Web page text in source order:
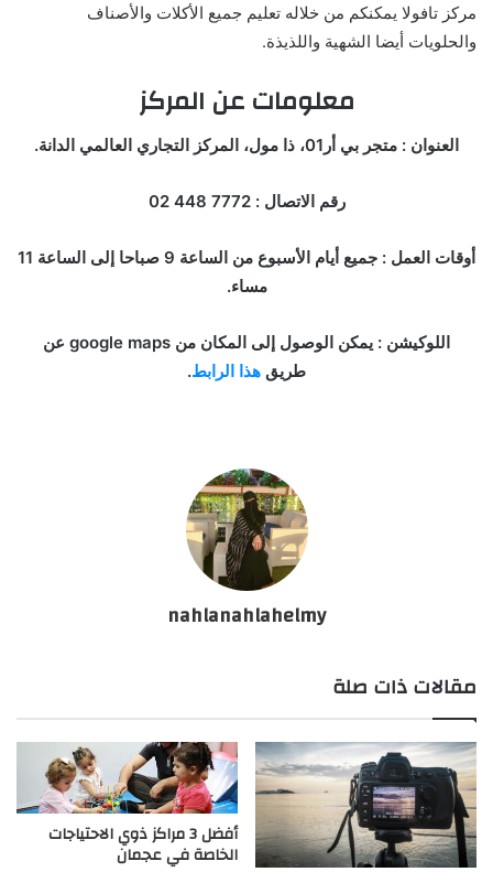
مركز تافولا يمكنكم من خلاله تعليم جميع الأكلات والأصناف
والحلويات أيضا الشهية واللذيذة.
معلومات عن المركز
العنوان : متجر بي أر01، ذا مول، المركز التجاري العالمي الدانة.
رقم الاتصال : 7772 448 02
أوقات العمل : جميع أيام الأسبوع من الساعة 9 صباحا إلى الساعة 11
مساء.
اللوكيشن : يمكن الوصول إلى المكان من google maps عن
طريق هذا الرابط.
nahlanahlahelmy
مقالات ذات صلة
أفضل 3 مراكز ذوي الاحتياجات
الخاصة في عجمان